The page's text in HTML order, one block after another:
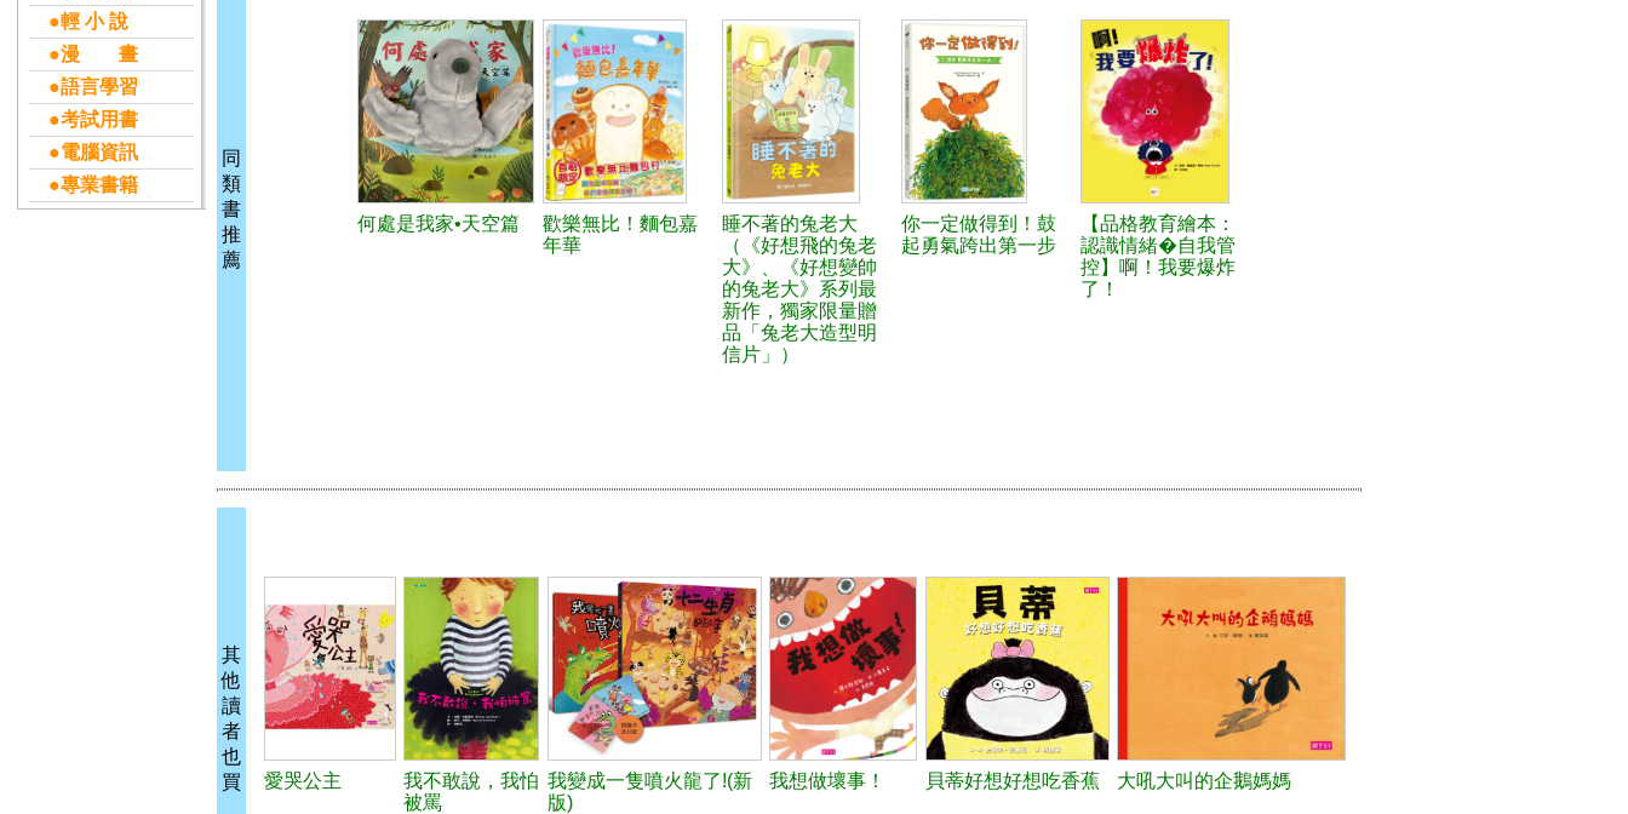
●輕 小 說
●漫 畫
●語言學習
●考試用書
●電腦資訊
●專業書籍
同
類
書
推
薦
何處是我家•天空篇
歡樂無比！麵包嘉
年華
睡不著的兔老大
（《好想飛的兔老
大》、《好想變帥
的兔老大》系列最
新作，獨家限量贈
品「兔老大造型明
信片」）
你一定做得到！鼓
起勇氣跨出第一步
【品格教育繪本：
認識情緒�自我管
控】啊！我要爆炸
了！
其
他
讀
者
也
買
愛哭公主
我不敢說，我怕
被罵
我變成一隻噴火龍了!(新
版)
我想做壞事！ 貝蒂好想好想吃香蕉 大吼大叫的企鵝媽媽